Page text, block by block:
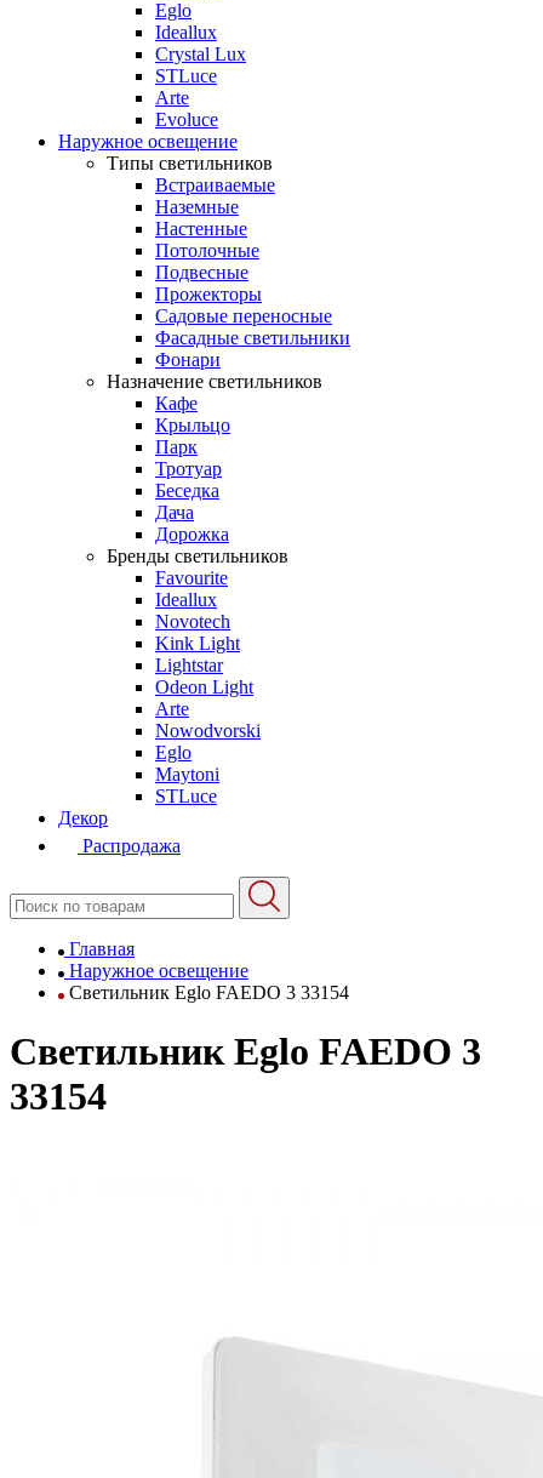
Eglo
Ideallux
Crystal Lux
STLuce
Arte
Evoluce
Наружное освещение
Типы светильников
Встраиваемые
Наземные
Настенные
Потолочные
Подвесные
Прожекторы
Садовые переносные
Фасадные светильники
Фонари
Назначение светильников
Кафе
Крыльцо
Парк
Тротуар
Беседка
Дача
Дорожка
Бренды светильников
Favourite
Ideallux
Novotech
Kink Light
Lightstar
Odeon Light
Arte
Nowodvorski
Eglo
Maytoni
STLuce
Декор
Распродажа
Главная
Наружное освещение
Светильник Eglo FAEDO 3 33154
Светильник Eglo FAEDO 3
33154